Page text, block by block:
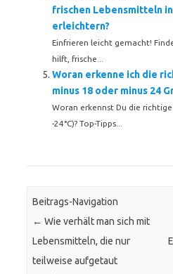
frischen Lebensmitteln
erleichtern?
Einfrieren leicht gemacht!
hilft, frische...
Woran erkenne ich die
minus 18 oder minus 24
Woran erkennst Du die richtige
-24°C)? Top-Tipps...
Beitrags-Navigation
← Wie verhält man sich mit
Lebensmitteln, die nur
teilweise aufgetaut